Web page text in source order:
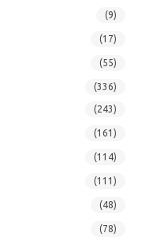
(9)
(17)
(55)
(336)
(243)
(161)
(114)
(111)
(48)
(78)